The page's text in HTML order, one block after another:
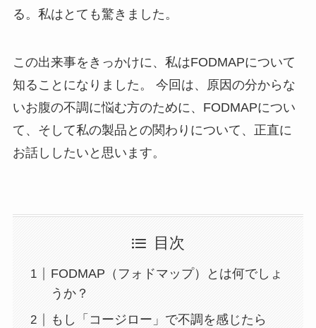
る。私はとても驚きました。
この出来事をきっかけに、私はFODMAPについて
知ることになりました。 今回は、原因の分からな
いお腹の不調に悩む方のために、FODMAPについ
て、そして私の製品との関わりについて、正直に
お話ししたいと思います。
目次
FODMAP（フォドマップ）とは何でしょ
うか？
もし「コージロー」で不調を感じたら